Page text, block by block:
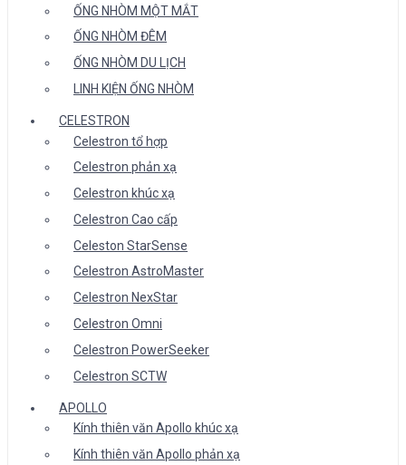
ỐNG NHÒM MỘT MẮT
ỐNG NHÒM ĐÊM
ỐNG NHÒM DU LỊCH
LINH KIỆN ỐNG NHÒM
CELESTRON
Celestron tổ hợp
Celestron phản xạ
Celestron khúc xạ
Celestron Cao cấp
Celeston StarSense
Celestron AstroMaster
Celestron NexStar
Celestron Omni
Celestron PowerSeeker
Celestron SCTW
APOLLO
Kính thiên văn Apollo khúc xạ
Kính thiên văn Apollo phản xạ